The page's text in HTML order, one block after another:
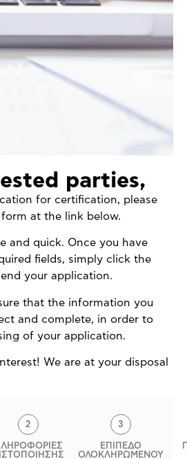
parties,
for certification, please
at the link below.
and quick. Once you have
fields, simply click the
your application.
that the information you
and complete, in order to
of your application.
We are at your disposal
2 3
ΕΠΙΠΕΔΟ
ΟΛΟΚΛΗΡΩΜΕΝΟΥ